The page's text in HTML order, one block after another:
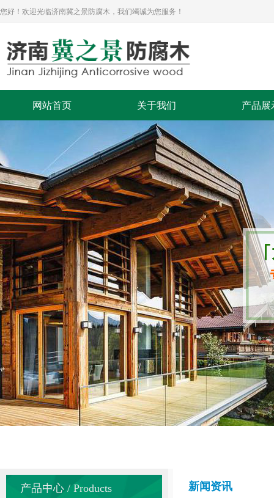
您好！欢迎光临济南冀之景防腐木，我们竭诚为您服务！
网站首页 关于我们 产品展
产品中心 / Products 新闻资讯